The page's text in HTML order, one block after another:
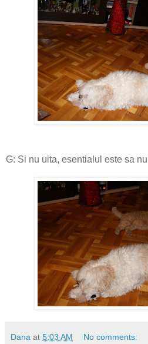
G: Si nu uita, esentialul este sa
Dana at 5:03 AM No comments: